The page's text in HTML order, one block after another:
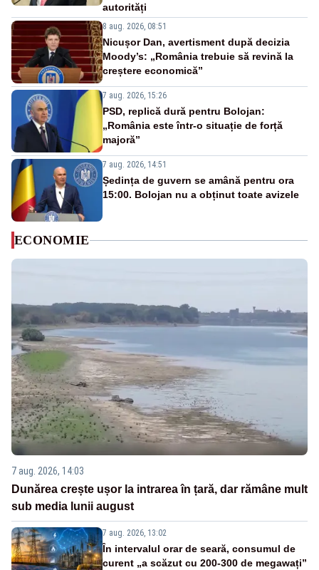
autorități
8 aug. 2026, 08:51
Nicușor Dan, avertisment după decizia
Moody’s: „România trebuie să revină la
creștere economică”
7 aug. 2026, 15:26
PSD, replică dură pentru Bolojan:
„România este într-o situație de forță
majoră”
7 aug. 2026, 14:51
Ședința de guvern se amână pentru ora
15:00. Bolojan nu a obținut toate avizele
ECONOMIE
7 aug. 2026, 14:03
Dunărea crește ușor la intrarea în țară, dar rămâne mult
sub media lunii august
7 aug. 2026, 13:02
În intervalul orar de seară, consumul de
curent „a scăzut cu 200-300 de megawați”